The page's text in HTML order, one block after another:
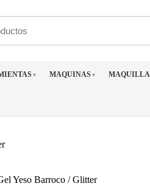
▼ MAQUINAS ▼
Yeso Barroco / Glitter